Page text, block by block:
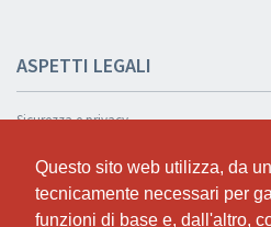
Questo sito web utilizza, da
tecnicamente necessari per
funzioni di base e, dall'altro,
Questo sito web utilizza, da
tecnicamente necessari per
funzioni di base e, dall'altro,
ASPETTI LEGALI
Sicurezza e privacy
Condizioni Generali
Cookie Policy